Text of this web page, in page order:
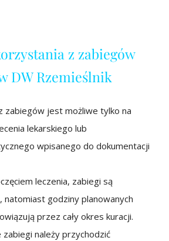
z zabiegów
DW Rzemieślnik
zabiegów jest możliwe tylko na
lekarskiego lub
wpisanego do dokumentacji
leczenia, zabiegi są
natomiast godziny planowanych
przez cały okres kuracji.
należy przychodzić